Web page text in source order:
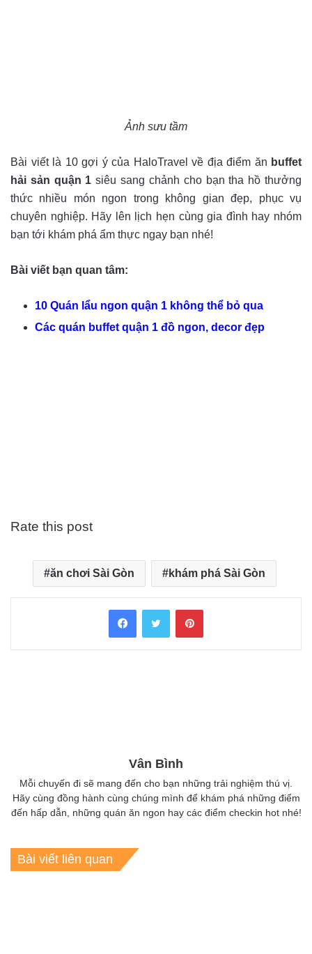
Ảnh sưu tầm
Bài viết là 10 gợi ý của HaloTravel về địa điểm ăn buffet
hải sản quận 1 siêu sang chảnh cho bạn tha hồ thưởng
thức nhiều món ngon trong không gian đẹp, phục vụ
chuyên nghiệp. Hãy lên lịch hẹn cùng gia đình hay nhóm
bạn tới khám phá ẩm thực ngay bạn nhé!
Bài viết bạn quan tâm:
10 Quán lẩu ngon quận 1 không thể bỏ qua
Các quán buffet quận 1 đồ ngon, decor đẹp
Rate this post
ăn chơi Sài Gòn khám phá Sài Gòn
FacebookTwitter Pinterest
Vân Bình
Mỗi chuyến đi sẽ mang đến cho bạn những trải nghiệm thú vị.
Hãy cùng đồng hành cùng chúng mình để khám phá những điểm
đến hấp dẫn, những quán ăn ngon hay các điểm checkin hot nhé!
Bài viết liên quan